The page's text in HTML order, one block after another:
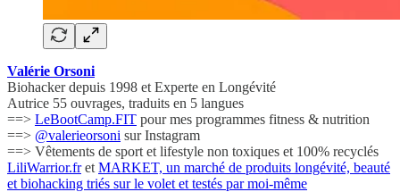
Valérie Orsoni
Biohacker depuis 1998 et Experte en Longévité
Autrice 55 ouvrages, traduits en 5 langues
==> LeBootCamp.FIT pour mes programmes fitness & nutrition
==> @valerieorsoni sur Instagram
==> Vêtements de sport et lifestyle non toxiques et 100% recyclés
LiliWarrior.fret MARKET, un marché de produits longévité, beauté
et biohacking triés sur le volet et testés par moi-même